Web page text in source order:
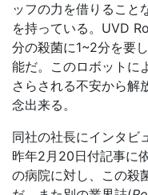
ッフの力を借りること
を持っている。 UVD
分の殺菌に1~2分を要
能だ。このロボットに
さらされる不安から解
念出来る。
同社の社長にインタビ
昨年2月 20日付記事に
の病院に対し、この殺